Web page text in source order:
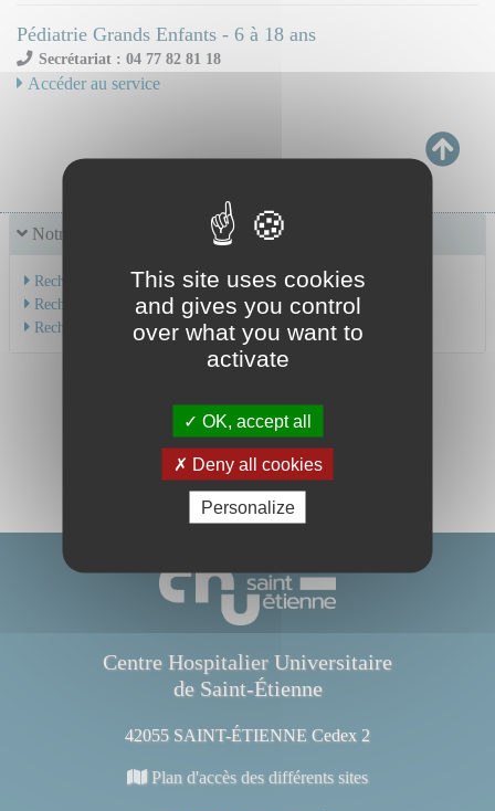
Notre offre de soins
Recherche par service
Recherche par spécialité
Recherche par médecin
Pédiatrie Grands Enfants - 6 à 18 ans
Secrétariat : 04 77 82 81 18
Accéder au service
Centre Hospitalier Universitaire
de Saint-Étienne
42055 SAINT-ÉTIENNE Cedex 2
Plan d'accès des différents sites
This site uses cookies
and gives you control
over what you want to
activate
OK, accept all
Deny all cookies
Personalize